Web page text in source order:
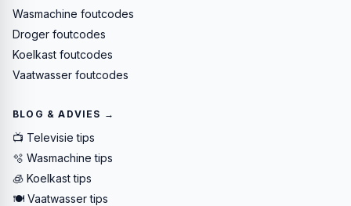
Wasmachine foutcodes
Droger foutcodes
Koelkast foutcodes
Vaatwasser foutcodes
BLOG & ADVIES →
📺 Televisie tips
🫧 Wasmachine tips
🧊 Koelkast tips
🍽️ Vaatwasser tips